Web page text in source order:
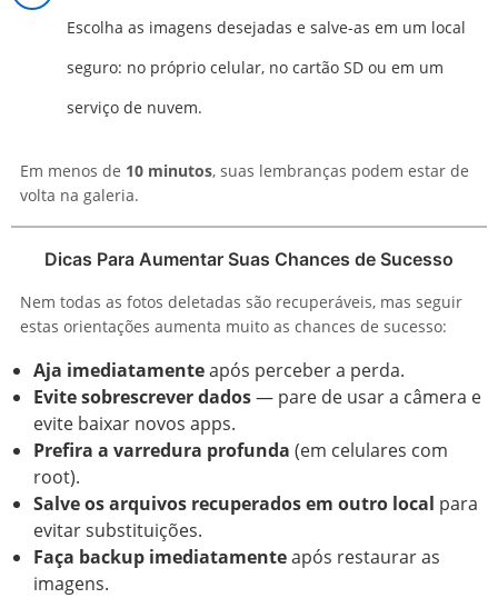
Escolha as imagens desejadas e salve-as em um local
seguro: no próprio celular, no cartão SD ou em um
serviço de nuvem.
Em menos de 10 minutos, suas lembranças podem estar de
volta na galeria.
Dicas Para Aumentar Suas Chances de Sucesso
Nem todas as fotos deletadas são recuperáveis, mas seguir
estas orientações aumenta muito as chances de sucesso:
Aja imediatamenteapós perceber a perda.
Evite sobrescrever dados— pare de usar a câmera e
evite baixar novos apps.
Prefira a varredura profunda (em celulares com
root).
Salve os arquivos recuperados em outro local para
evitar substituições.
Faça backup imediatamenteapós restaurar as
imagens.